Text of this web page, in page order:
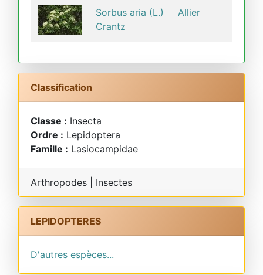
Sorbus aria (L.)
Crantz
Allier
Classification
Classe : Insecta
Ordre : Lepidoptera
Famille : Lasiocampidae
Arthropodes | Insectes
LEPIDOPTERES
D'autres espèces...